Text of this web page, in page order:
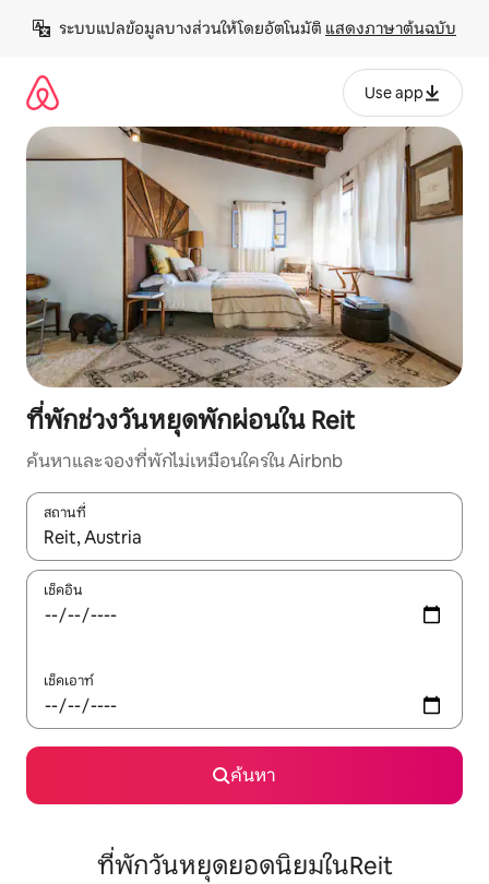
เนื้อหา
ระบบแปลข้อมูลบางส่วนให้โดยอัตโนมัติ แสดงภาษาต้นฉบับ
Use app
ที่พักช่วงวันหยุดพักผ่อนใน Reit
ค้นหาและจองที่พักไม่เหมือนใครใน Airbnb
สถานที่
ใช้ลูกศรขึ้นลง หรือใช้การสัมผัสหรือปัด เพื่อสำรวจผลการค้นหา
เช็คอิน
เช็คเอาท์
ค้นหา
ที่พักวันหยุดยอดนิยมในReit